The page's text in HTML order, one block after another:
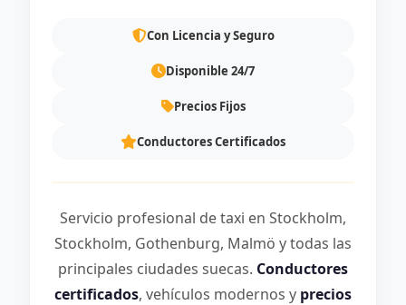
Con Licencia y Seguro
Disponible 24/7
Precios Fijos
Conductores Certificados
Servicio profesional de taxi en Stockholm,
Stockholm, Gothenburg, Malmö y todas las
principales ciudades suecas. Conductores
certificados, vehículos modernos y precios